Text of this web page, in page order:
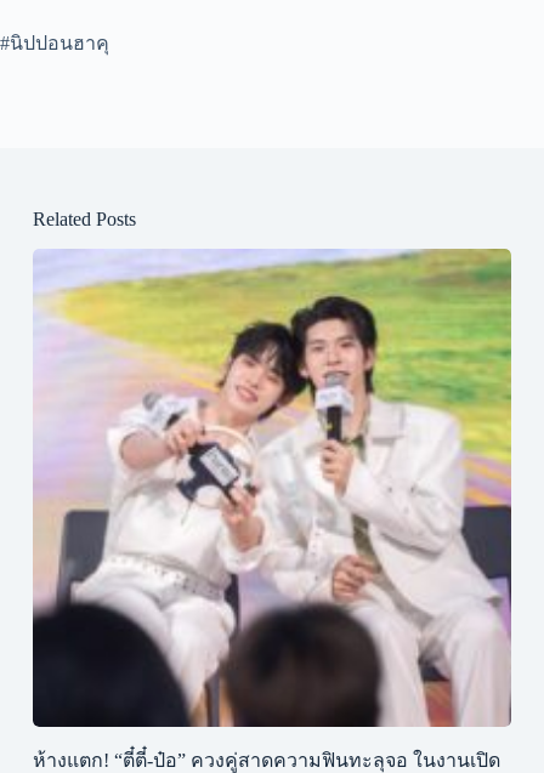
#นิปปอนฮาคุ
Related Posts
ห้างแตก! “ตี๋ตี๋-ป๋อ” ควงคู่สาดความฟินทะลุจอ ในงานเปิด